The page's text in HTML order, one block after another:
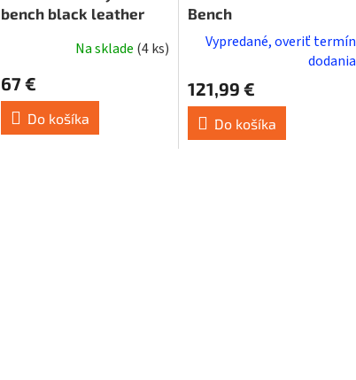
bench black leather
produktu
5,0
Na sklade (4 ks)
67 €
Do košíka
Bench
Vypredané, overiť termín
dodania
121,99 €
Do košíka